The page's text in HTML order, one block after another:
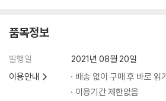
품목정보
발행일
2021년 08월 20일
이용안내
배송 없이 구매 후 바로 읽기
이용기간 제한없음